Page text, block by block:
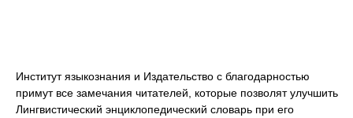
Институт языкознания и Издательство с благодарностью
примут все замечания читателей, которые позволят улучшить
Лингвистический энциклопедический словарь при его